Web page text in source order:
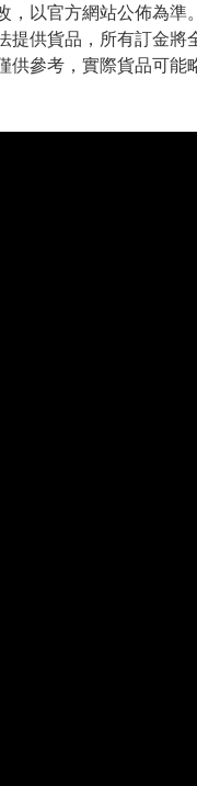
以官方網站公佈為準。
提供貨品，所有訂金將
供參考，實際貨品可能